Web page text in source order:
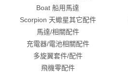
Boat 船用馬達
Scorpion 天蠍星其它配件
馬達/相關配件
充電器/電池相關配件
多旋翼套件/配件
飛機零配件